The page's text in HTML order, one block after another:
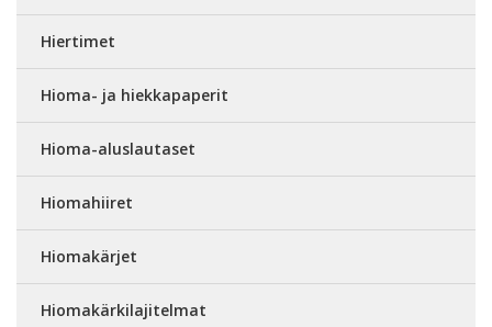
Hiertimet
Hioma- ja hiekkapaperit
Hioma-aluslautaset
Hiomahiiret
Hiomakärjet
Hiomakärkilajitelmat